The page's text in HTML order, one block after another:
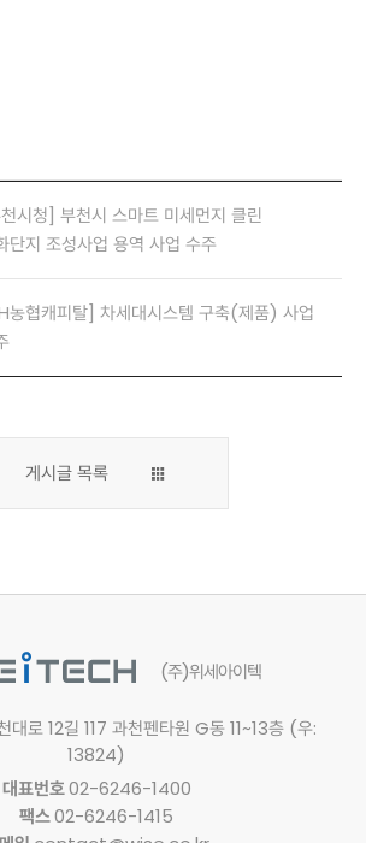
시청] 부천시 스마트 미세먼지 클린
단지 조성사업 용역 사업 수주
농협캐피탈] 차세대시스템 구축(제품) 사업
게시글 목록
(주)위세아이텍
대로 12길 117 과천펜타원 G동 11~13층 (우:
13824)
대표번호02-6246-1400
팩스02-6246-1415